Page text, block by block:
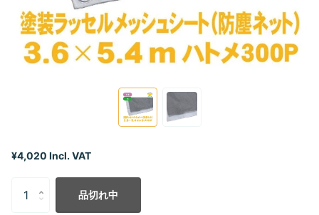
¥4,020 Incl. VAT
品切れ中